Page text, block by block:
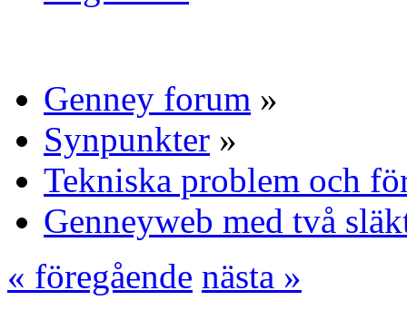
Genney forum »
Synpunkter »
Tekniska problem och
Genneyweb med två
« föregående nästa »